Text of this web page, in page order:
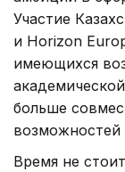
Участие
и Horizon
имеющихся
больше
Время не